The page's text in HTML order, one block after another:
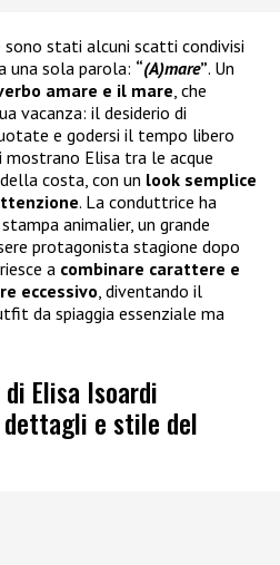
stati alcuni scatti condivisi
una sola parola: “(A)mare”. Un
amare e il mare , che
vacanza: il desiderio di
e godersi il tempo libero
mostrano Elisa tra le acque
costa, con un look semplice
. La conduttrice ha
animalier, un grande
protagonista stagione dopo
a combinare carattere e
eccessivo , diventando il
da spiaggia essenziale ma
Elisa Isoardi
dettagli e stile del